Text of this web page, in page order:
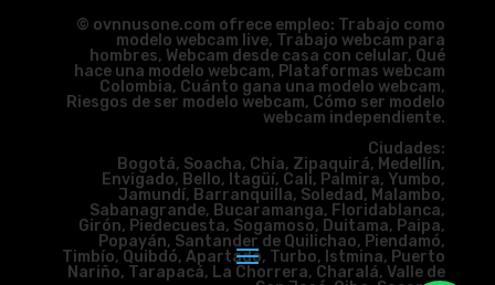
© ovnnusone.com ofrece empleo: Trabajo como
modelo webcam live, Trabajo webcam para
hombres, Webcam desde casa con celular, Qué
hace una modelo webcam, Plataformas webcam
Colombia, Cuánto gana una modelo webcam,
Riesgos de ser modelo webcam, Cómo ser modelo
webcam independiente.
Ciudades:
Bogotá, Soacha, Chía, Zipaquirá, Medellín,
Envigado, Bello, Itagüí, Cali, Palmira, Yumbo,
Jamundí, Barranquilla, Soledad, Malambo,
Sabanagrande, Bucaramanga, Floridablanca,
Girón, Piedecuesta, Sogamoso, Duitama, Paipa,
Popayán, Santander de Quilichao, Piendamó,
Timbío, Quibdó, Apartadó, Turbo, Istmina, Puerto
Nariño, Tarapacá, La Chorrera, Charalá, Valle de